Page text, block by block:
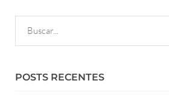
POSTS RECENTES